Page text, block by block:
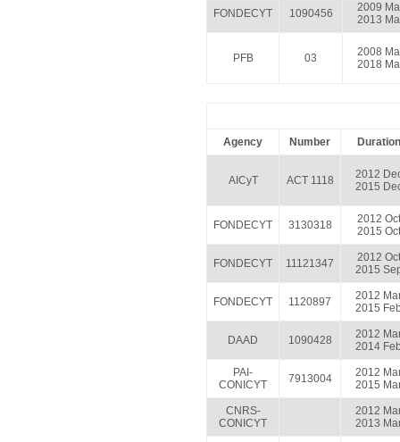
FONDECYT 1090456
2009
2013
PFB 03
2008
2018
Agency Number Duration
AICyT ACT 1118
2012
2015
FONDECYT 3130318
2012 Oct
2015 Oct
FONDECYT 11121347
2012 Oct
2015
FONDECYT 1120897
2012
2015
DAAD 1090428
2012
2014
PAI-
CONICYT
7913004
2012
2015
CNRS-
CONICYT
2012
2013